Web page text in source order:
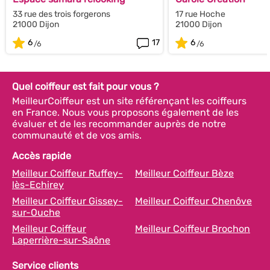
33 rue des trois forgerons
21000 Dijon
6
17
17 rue Hoche
21000 Dijon
6
Quel coiffeur est fait pour vous ?
MeilleurCoiffeur est un site référençant les coiffeurs
en France. Nous vous proposons également de les
évaluer et de les recommander auprès de notre
communauté et de vos amis.
Accès rapide
Meilleur Coiffeur Ruffey-
lès-Echirey
Meilleur Coiffeur Bèze
Meilleur Coiffeur Gissey-
sur-Ouche
Meilleur Coiffeur Chenôve
Meilleur Coiffeur
Laperrière-sur-Saône
Meilleur Coiffeur Brochon
Service clients